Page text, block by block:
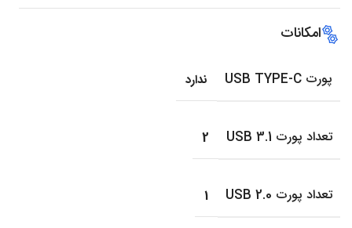
امکانات
پورت USB TYPE-C ندارد
تعداد پورت USB 3.1 2
تعداد پورت USB 2.0 1